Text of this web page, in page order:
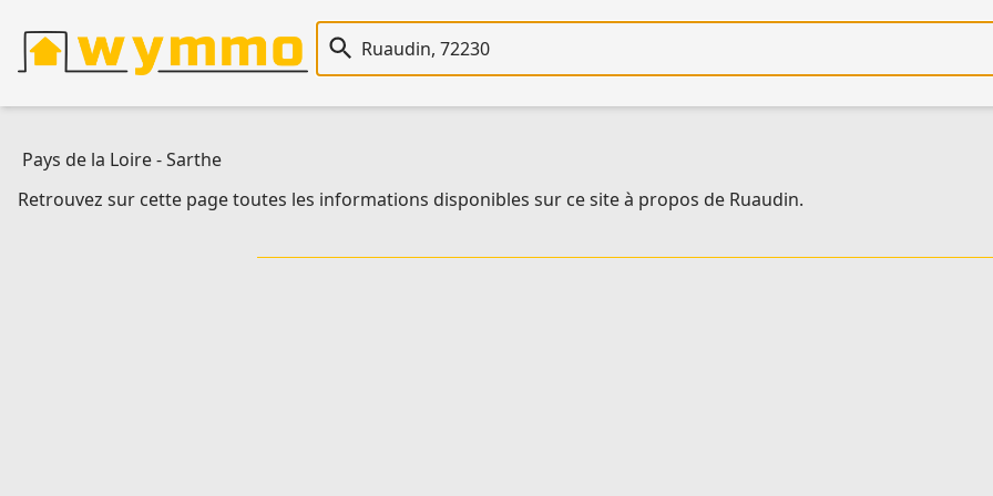
Recherche immobilière
Pays de la Loire-Sarthe
Retrouvez sur cette page toutes les informations disponibles sur ce site à propos de Ruaudin.